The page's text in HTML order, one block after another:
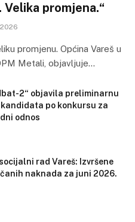
promjena.“
promjenu. Općina Vareš u
Metali, objavljuje…
2“ objavila preliminarnu
po konkursu za
odnos
rad Vareš: Izvršene
naknada za juni 2026.